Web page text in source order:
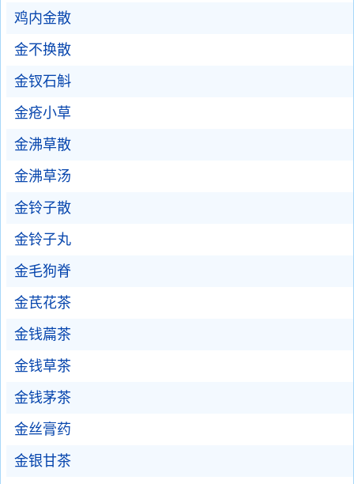
鸡内金散
金不换散
金钗石斛
金疮小草
金沸草散
金沸草汤
金铃子散
金铃子丸
金毛狗脊
金芪花茶
金钱萹茶
金钱草茶
金钱茅茶
金丝膏药
金银甘茶